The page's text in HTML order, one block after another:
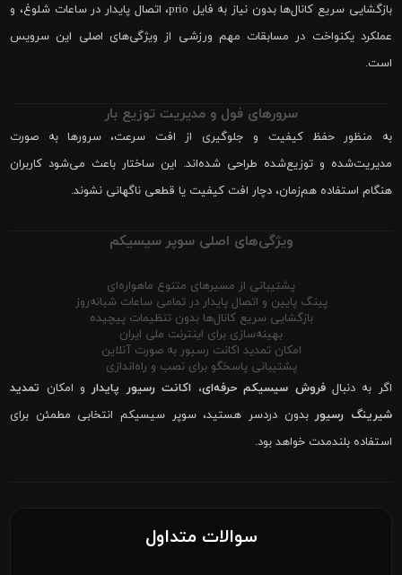
بازگشایی سریع کانال‌ها بدون نیاز به فایل prio، اتصال پایدار در ساعات شلوغ، و
عملکرد یکنواخت در مسابقات مهم ورزشی از ویژگی‌های اصلی این سرویس
است.
سرورهای فول و مدیریت توزیع بار
به منظور حفظ کیفیت و جلوگیری از افت سرعت، سرورها به صورت
مدیریت‌شده و توزیع‌شده طراحی شده‌اند. این ساختار باعث می‌شود کاربران
هنگام استفاده هم‌زمان، دچار افت کیفیت یا قطعی ناگهانی نشوند.
ویژگی‌های اصلی سوپر سیسیکم
پشتیبانی از مسیرهای متنوع ماهواره‌ای
پینگ پایین و اتصال پایدار در تمامی ساعات شبانه‌روز
بازگشایی سریع کانال‌ها بدون تنظیمات پیچیده
بهینه‌سازی برای اینترنت ملی ایران
امکان تمدید اکانت رسیور به صورت آنلاین
پشتیبانی پاسخگو برای نصب و راه‌اندازی
اگر به دنبالفروش سیسیکم حرفه‌ای، اکانت رسیور پایدارو امکان تمدید
شیرینگ رسیوربدون دردسر هستید، سوپر سیسیکم انتخابی مطمئن برای
استفاده بلندمدت خواهد بود.
سوالات متداول